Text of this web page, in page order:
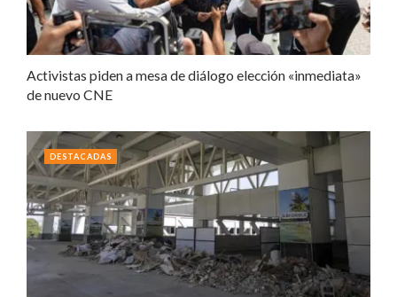
Activistas piden a mesa de diálogo elección «inmediata»
de nuevo CNE
DESTACADAS